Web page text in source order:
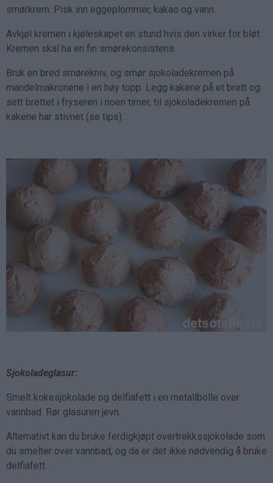
smørkrem. Pisk inn eggeplommer, kakao og vann.
Avkjøl kremen i kjøleskapet en stund hvis den virker for bløt.
Kremen skal ha en fin smørekonsistens.
Bruk en bred smørekniv, og smør sjokoladekremen på
mandelmakronene i en høy topp. Legg kakene på et brett og
sett brettet i fryseren i noen timer, til sjokoladekremen på
kakene har stivnet (se tips).
Sjokoladeglasur:
Smelt kokesjokolade og delfiafett i en metallbolle over
vannbad. Rør glasuren jevn.
Alternativt kan du bruke ferdigkjøpt overtrekkssjokolade som
du smelter over vannbad, og da er det ikke nødvendig å bruke
delfiafett.